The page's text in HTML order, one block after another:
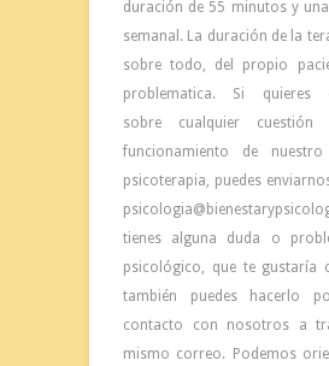
duración de 55 minutos y
semanal. La duración de la
sobre todo, del propio
problematica. Si quieres
sobre cualquier cuestión
funcionamiento de nuestro
psicoterapia, puedes
tienes alguna duda o
psicológico, que te gustaría
también puedes hacerlo
contacto con nosotros a
mismo correo. Podemos